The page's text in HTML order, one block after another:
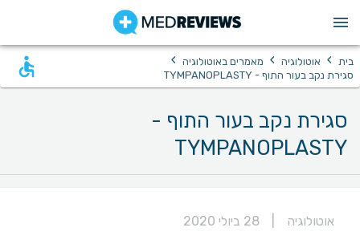
בית › אוטולוגיה › מאמרים באוטולוגיה ›
סגירת נקב בעור התוף - TYMPANOPLASTY
סגירת נקב בעור התוף -
TYMPANOPLASTY
אוטולוגיה 28 ביולי 2020